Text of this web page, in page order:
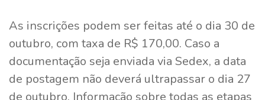
As inscrições podem ser feitas até o dia 30 de
outubro, com taxa de R$ 170,00. Caso a
documentação seja enviada via Sedex, a data
de postagem não deverá ultrapassar o dia 27
de outubro. Informação sobre todas as etapas